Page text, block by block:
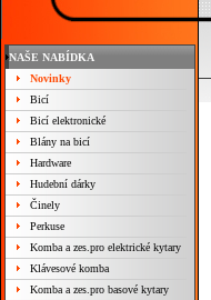
NAŠE NABÍDKA
Novinky
Bicí
Bicí elektronické
Blány na bicí
Hardware
Hudební dárky
Činely
Perkuse
Komba a zes.pro elektrické kytary
Klávesové komba
Komba a zes.pro basové kytary